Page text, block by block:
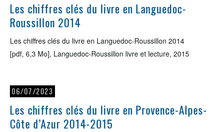
Les chiffres clés du livre en Languedoc-
Roussillon 2014
Les chiffres clés du livre en Languedoc-Roussillon 2014
[pdf, 6,3 Mo], Languedoc-Roussillon livre et lecture, 2015
06/07/2023
Les chiffres clés du livre en Provence-Alpes-
Côte d’Azur 2014-2015